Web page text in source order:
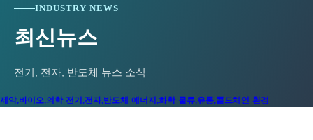
INDUSTRY NEWS
최신뉴스
전기, 전자, 반도체 뉴스 소식
제약,바이오,의학 전기,전자,반도체 에너지,화학 물류,유통,콜드체인 환경